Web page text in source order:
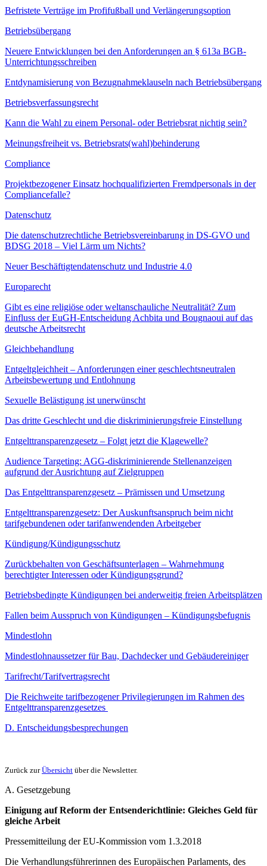
Befristete Verträge im Profifußball und Verlängerungsoption
Betriebsübergang
Neuere Entwicklungen bei den Anforderungen an § 613a BGB-
Unterrichtungsschreiben
Entdynamisierung von Bezugnahmeklauseln nach Betriebsübergang
Betriebsverfassungsrecht
Kann die Wahl zu einem Personal- oder Betriebsrat nichtig sein?
Meinungsfreiheit vs. Betriebsrats(wahl)behinderung
Compliance
Projektbezogener Einsatz hochqualifizierten Fremdpersonals in der
Compliancefalle?
Datenschutz
Die datenschutzrechtliche Betriebsvereinbarung in DS-GVO und
BDSG 2018 – Viel Lärm um Nichts?
Neuer Beschäftigtendatenschutz und Industrie 4.0
Europarecht
Gibt es eine religiöse oder weltanschauliche Neutralität? Zum
Einfluss der EuGH-Entscheidung Achbita und Bougnaoui auf das
deutsche Arbeitsrecht
Gleichbehandlung
Entgeltgleichheit – Anforderungen einer geschlechtsneutralen
Arbeitsbewertung und Entlohnung
Sexuelle Belästigung ist unerwünscht
Das dritte Geschlecht und die diskriminierungsfreie Einstellung
Entgelttransparenzgesetz – Folgt jetzt die Klagewelle?
Audience Targeting: AGG-diskriminierende Stellenanzeigen
aufgrund der Ausrichtung auf Zielgruppen
Das Entgelttransparenzgesetz – Prämissen und Umsetzung
Entgelttransparenzgesetz: Der Auskunftsanspruch beim nicht
tarifgebundenen oder tarifanwendenden Arbeitgeber
Kündigung/Kündigungsschutz
Zurückbehalten von Geschäftsunterlagen – Wahrnehmung
berechtigter Interessen oder Kündigungsgrund?
Betriebsbedingte Kündigungen bei anderweitig freien Arbeitsplätzen
Fallen beim Ausspruch von Kündigungen – Kündigungsbefugnis
Mindestlohn
Mindestlohnaussetzer für Bau, Dachdecker und Gebäudereiniger
Tarifrecht/Tarifvertragsrecht
Die Reichweite tarifbezogener Privilegierungen im Rahmen des
Entgelttransparenzgesetzes
D. Entscheidungsbesprechungen
Zurück zurÜbersicht über die Newsletter.
A. Gesetzgebung
Einigung auf Reform der Entsenderichtlinie: Gleiches Geld für
gleiche Arbeit
Pressemitteilung der EU-Kommission vom 1.3.2018
Die Verhandlungsführerinnen des Europäischen Parlaments, des